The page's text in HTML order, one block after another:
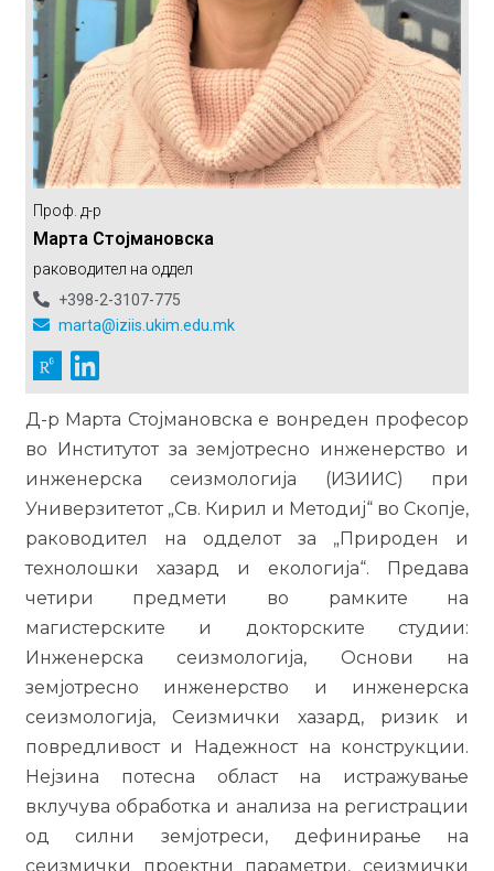
Проф. д-р
Марта Стојмановска
раководител на оддел
+398-2-3107-775
marta@iziis.ukim.edu.mk
Д-р Марта Стојмановска е вонреден професор
во Институтот за земјотресно инженерство и
инженерска сеизмологија (ИЗИИС) при
Универзитетот „Св. Кирил и Методиј“ во Скопје,
раководител на одделот за „Природен и
технолошки хазард и екологија“. Предава
четири предмети во рамките на
магистерските и докторските студии:
Инженерска сеизмологија, Основи на
земјотресно инженерство и инженерска
сеизмологија, Сеизмички хазард, ризик и
повредливост и Надежност на конструкции.
Нејзина потесна област на истражување
вклучува обработка и анализа на регистрации
од силни земјотреси, дефинирање на
сеизмички проектни параметри, сеизмички